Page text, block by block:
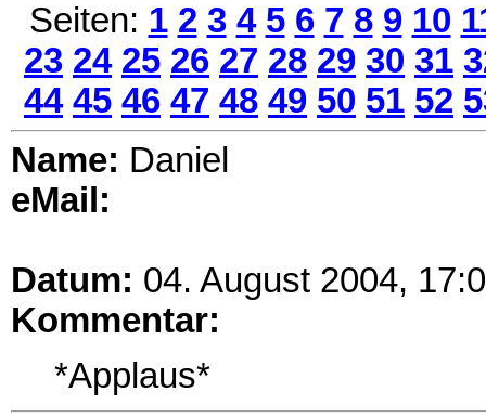
Seiten: 1 2 3 4 5 6 7 8 9 10
23 24 25 26 27 28 29 30 31
44 45 46 47 48 49 50 51 52
Name: Daniel
eMail:
Datum: 04. August 2004,
Kommentar:
*Applaus*